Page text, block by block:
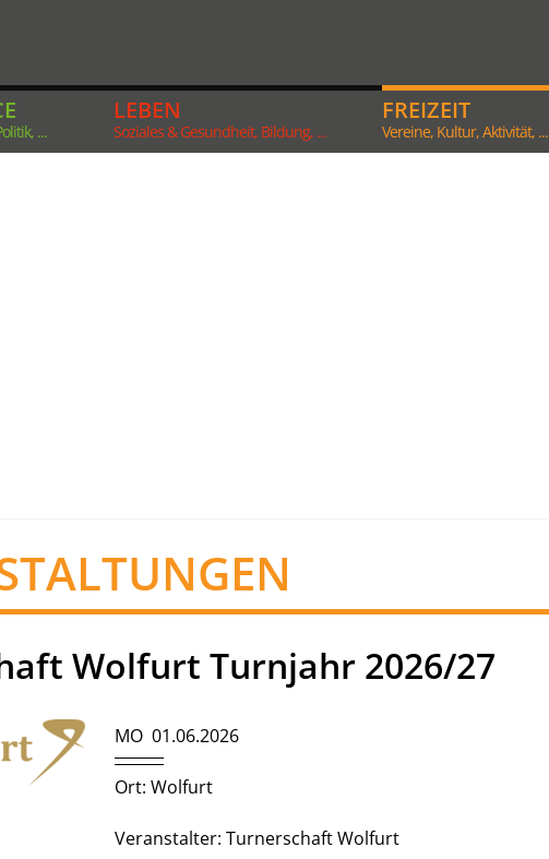
...
LEBEN
Soziales & Gesundheit, Bildung, ...
FREIZEIT
Vereine, Kultur, Aktivität, ...
Wolfurt Turnjahr 2026/27
MO 01.06.2026
Ort: Wolfurt
Veranstalter: Turnerschaft Wolfurt